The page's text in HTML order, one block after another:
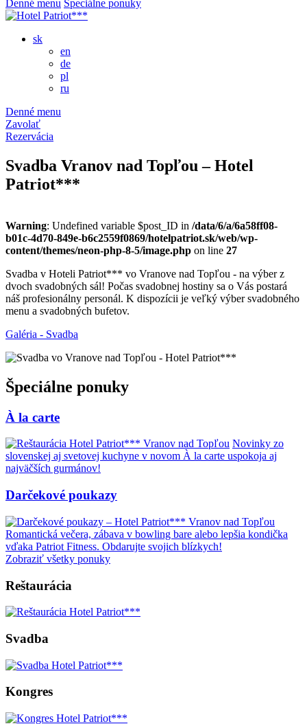
Denné menu Špeciálne ponuky
sk
en
de
pl
ru
Denné menu
Zavolať
Rezervácia
Svadba Vranov nad Topľou – Hotel
Patriot***
Warning: Undefined variable $post_ID in /data/6/a/6a58ff08-
b01c-4d70-849e-b6c2559f0869/hotelpatriot.sk/web/wp-
content/themes/neon-php-8-5/image.php on line 27
Svadba v Hoteli Patriot*** vo Vranove nad Topľou - na výber z
dvoch svadobných sál! Počas svadobnej hostiny sa o Vás postará
náš profesionálny personál. K dispozícii je veľký výber svadobného
menu a svadobných bufetov.
Galéria - Svadba
Špeciálne ponuky
À la carte
Novinky zo
slovenskej aj svetovej kuchyne v novom À la carte uspokoja aj
najväčších gurmánov!
Darčekové poukazy
Romantická večera, zábava v bowling bare alebo lepšia kondička
vďaka Patriot Fitness. Obdarujte svojich blízkych!
Zobraziť všetky ponuky
Reštaurácia
Svadba
Kongres